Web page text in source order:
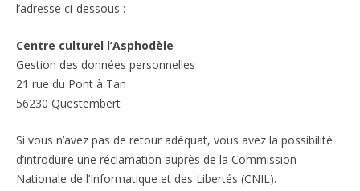
l’adresse ci-dessous :
Centre culturel l’Asphodèle
Gestion des données personnelles
21 rue du Pont à Tan
56230 Questembert
Si vous n’avez pas de retour adéquat, vous avez la possibilité
d’introduire une réclamation auprès de la Commission
Nationale de l’Informatique et des Libertés (CNIL).